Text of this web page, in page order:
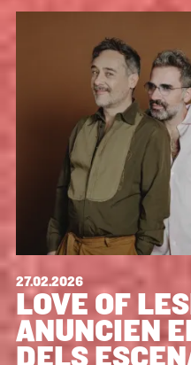
27.02.2026
LOVE OF
ANUNCIEN